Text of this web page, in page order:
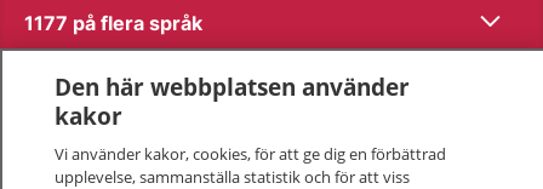
1177 på flera språk Visa
Om 1177
Kontakt
Den här webbplatsen använder
kakor
Vi använder kakor, cookies, för att ge dig en förbättrad
upplevelse, sammanställa statistik och för att viss